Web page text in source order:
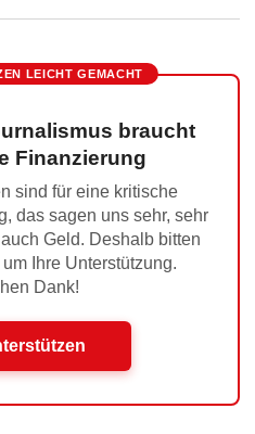
LEICHT GEMACHT
braucht
Finanzierung
sind für eine kritische
das sagen uns sehr, sehr
Geld. Deshalb bitten
Ihre Unterstützung.
Dank!